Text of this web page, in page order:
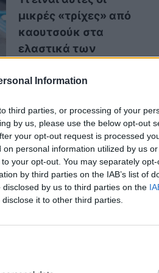
Information
third parties, or processing of your
by us, please use the below opt-out
your opt-out request is processed
personal information utilized by us
your opt-out. You may separately
by third parties on the IAB’s list of
by us to third parties on the
it to other third parties.
μικρές «τρίχες» από
καουτσούκ στα
ελαστικά των
για την
που απαιτεί λάδι 0W-
την εκκίνηση σε
ίδιο εύκολα. Ακόμα και
αρχίσει να πυκνώνει
τις ίδιες ιδιότητες
απόδοση.